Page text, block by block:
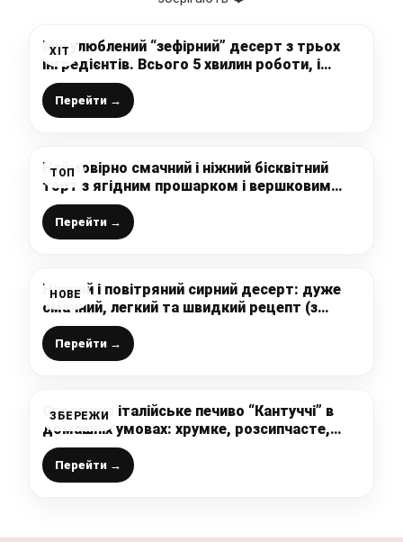
ХІТ
Мій улюблений “зефірний” десерт з трьох
інгредієнтів. Всього 5 хвилин роботи, і
чудова “смакота” готова
Перейти →
ТОП
Неймовірно смачний і ніжний бісквітний
торт з ягідним прошарком і вершковим
кремом – це так смачно, що неможливо
зупинитись
Перейти →
НОВЕ
Ніжний і повітряний сирний десерт: дуже
смачний, легкий та швидкий рецепт (з
бюджетних інгредієнтів)
Перейти →
ЗБЕРЕЖИ
Справжнє італійське печиво “Кантуччі” в
домашніх умовах: хрумке, розсипчасте,
ніжне і неймовірно смачне, рецепт дуже
простий, готую буквально за лічені хвилини
Перейти →